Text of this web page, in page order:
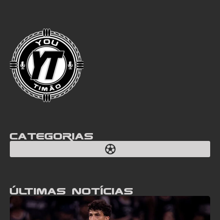
Categorias
Últimas notícias